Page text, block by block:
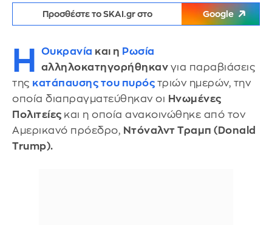
Προσθέστε το SKAI.gr στο Google
Η Ουκρανία και η Ρωσία
αλληλοκατηγορήθηκαν για παραβιάσεις
της κατάπαυσης του πυρός τριών ημερών, την
οποία διαπραγματεύθηκαν οι Ηνωμένες
Πολιτείες και η οποία ανακοινώθηκε από τον
Αμερικανό πρόεδρο, Ντόναλντ Τραμπ (Donald
Trump).